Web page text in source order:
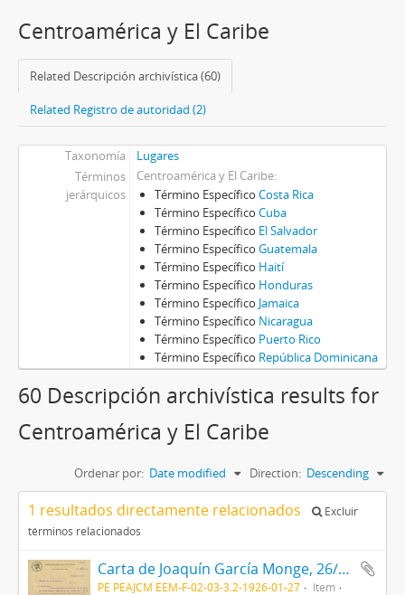
Centroamérica y El Caribe
Related Descripción archivística (60)
Related Registro de autoridad (2)
Taxonomía
Lugares
Términos
jerárquicos
Centroamérica y El Caribe
Término Específico Costa Rica
Término Específico Cuba
Término Específico El Salvador
Término Específico Guatemala
Término Específico Haití
Término Específico Honduras
Término Específico Jamaica
Término Específico Nicaragua
Término Específico Puerto Rico
Término Específico República Dominicana
60 Descripción archivística results for
Centroamérica y El Caribe
Ordenar por: Date modified Direction: Descending
1 resultados directamente relacionados
Excluir
términos relacionados
Carta de Joaquín García Monge, 26/1/1926
PE PEAJCM EEM-F-02-03-3.2-1926-01-27
Item